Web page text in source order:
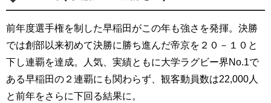
前年度選手権を制した早稲田がこの年も強さを発揮。決勝
では創部以来初めて決勝に勝ち進んだ帝京を２０－１０と
下し連覇を達成。人気、実績ともに大学ラグビー界No.1で
ある早稲田の２連覇にも関わらず、観客動員数は22,000人
と前年をさらに下回る結果に。